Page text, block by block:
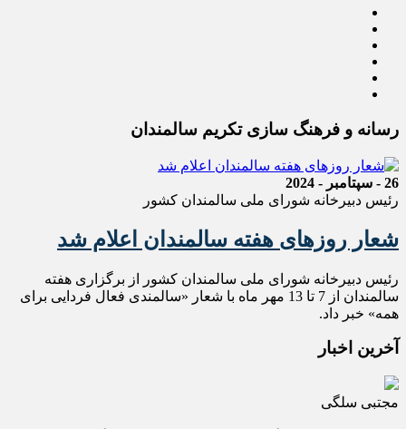
رسانه و فرهنگ سازی تکریم سالمندان
26 - سپتامبر - 2024
رئیس دبیرخانه شورای ملی سالمندان کشور
شعار روزهای هفته سالمندان اعلام شد
رئیس دبیرخانه شورای ملی سالمندان کشور از برگزاری هفته
سالمندان از 7 تا 13 مهر ماه با شعار «سالمندی فعال فردایی برای
همه» خبر داد.
آخرین اخبار
مجتبی سلگی